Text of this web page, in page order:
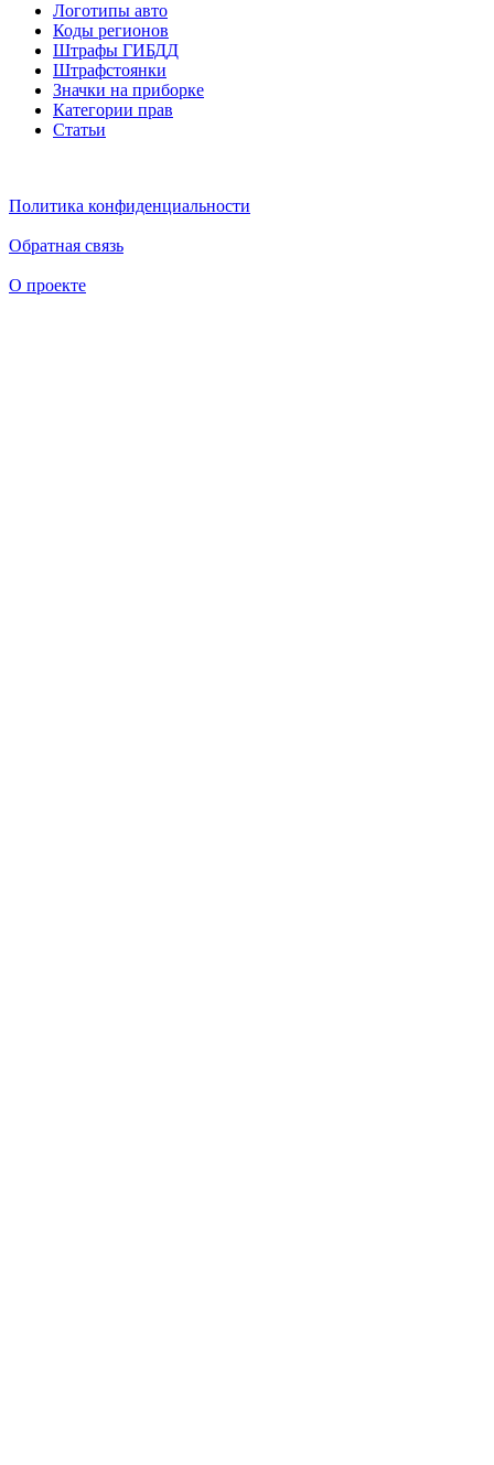
Логотипы авто
Коды регионов
Штрафы ГИБДД
Штрафстоянки
Значки на приборке
Категории прав
Статьи
Политика конфиденциальности
Обратная связь
О проекте